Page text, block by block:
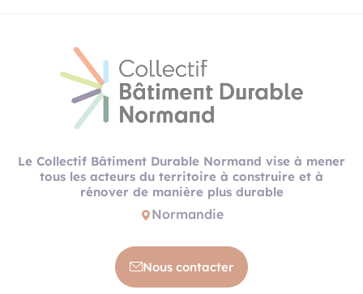
Le Collectif Bâtiment Durable Normand vise à mener
tous les acteurs du territoire à construire et à
rénover de manière plus durable
Normandie
Nous contacter